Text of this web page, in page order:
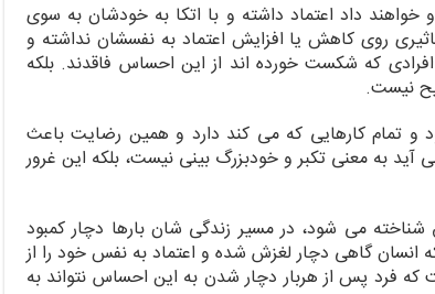
خواهند داد اعتماد داشته و با اتکا به خودشان به سوی
روی کاهش یا افزایش اعتماد به نفسشان نداشته و
که شکست خورده اند از این احساس فاقدند. بلکه
نیست.
تمام کارهایی که می کند دارد و همین رضایت باعث
به معنی تکبر و خودبزرگ بینی نیست، بلکه این غرور
شناخته می شود، در مسیر زندگی شان بارها دچار کمبود
انسان گاهی دچار لغزش شده و اعتماد به نفس خود را از
فرد پس از هربار دچار شدن به این احساس نتواند به